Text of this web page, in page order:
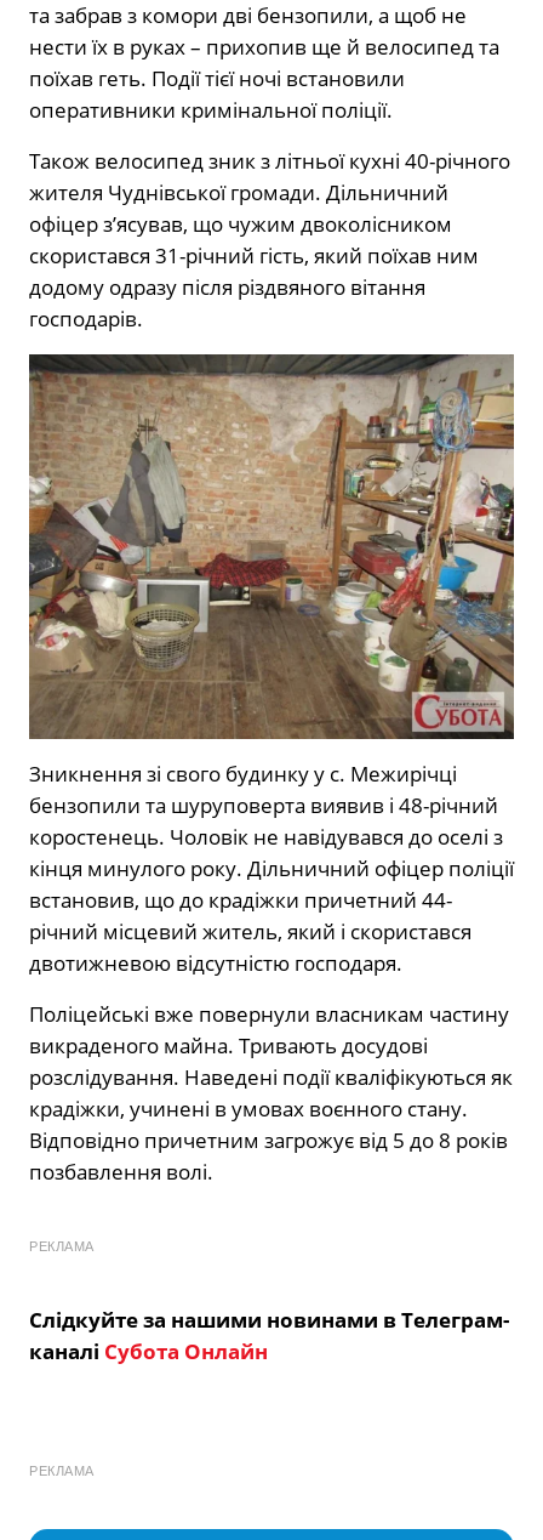
та забрав з комори дві бензопили, а щоб не
нести їх в руках – прихопив ще й велосипед та
поїхав геть. Події тієї ночі встановили
оперативники кримінальної поліції.
Також велосипед зник з літньої кухні 40-річного
жителя Чуднівської громади. Дільничний
офіцер з’ясував, що чужим двоколісником
скористався 31-річний гість, який поїхав ним
додому одразу після різдвяного вітання
господарів.
Зникнення зі свого будинку у с. Межирічці
бензопили та шуруповерта виявив і 48-річний
коростенець. Чоловік не навідувався до оселі з
кінця минулого року. Дільничний офіцер поліції
встановив, що до крадіжки причетний 44-
річний місцевий житель, який і скористався
двотижневою відсутністю господаря.
Поліцейські вже повернули власникам частину
викраденого майна. Тривають досудові
розслідування. Наведені події кваліфікуються як
крадіжки, учинені в умовах воєнного стану.
Відповідно причетним загрожує від 5 до 8 років
позбавлення волі.
РЕКЛАМА
Слідкуйте за нашими новинами в Телеграм-
каналі Субота Онлайн
РЕКЛАМА